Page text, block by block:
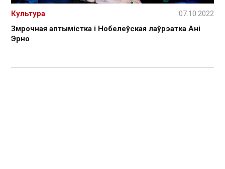
Змрочная аптымістка і Нобелеўская лаўрэатка Ані
Эрно
Культура 07.10.2022